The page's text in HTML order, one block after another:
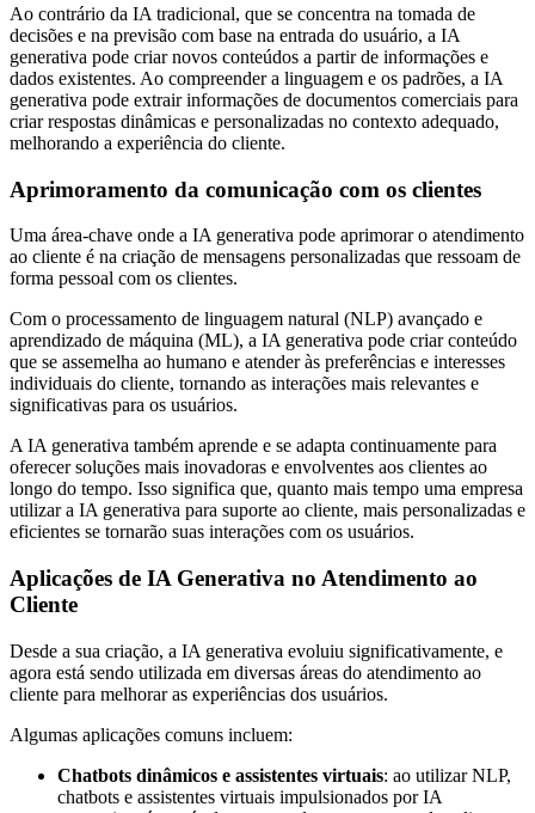
Ao contrário da IA tradicional, que se concentra na tomada de
decisões e na previsão com base na entrada do usuário, a IA
generativa pode criar novos conteúdos a partir de informações e
dados existentes. Ao compreender a linguagem e os padrões, a IA
generativa pode extrair informações de documentos comerciais para
criar respostas dinâmicas e personalizadas no contexto adequado,
melhorando a experiência do cliente.
Aprimoramento da comunicação com os clientes
Uma área-chave onde a IA generativa pode aprimorar o atendimento
ao cliente é na criação de mensagens personalizadas que ressoam de
forma pessoal com os clientes.
Com o processamento de linguagem natural (NLP) avançado e
aprendizado de máquina (ML), a IA generativa pode criar conteúdo
que se assemelha ao humano e atender às preferências e interesses
individuais do cliente, tornando as interações mais relevantes e
significativas para os usuários.
A IA generativa também aprende e se adapta continuamente para
oferecer soluções mais inovadoras e envolventes aos clientes ao
longo do tempo. Isso significa que, quanto mais tempo uma empresa
utilizar a IA generativa para suporte ao cliente, mais personalizadas e
eficientes se tornarão suas interações com os usuários.
Aplicações de IA Generativa no Atendimento ao
Cliente
Desde a sua criação, a IA generativa evoluiu significativamente, e
agora está sendo utilizada em diversas áreas do atendimento ao
cliente para melhorar as experiências dos usuários.
Algumas aplicações comuns incluem:
Chatbots dinâmicos e assistentes virtuais: ao utilizar NLP,
chatbots e assistentes virtuais impulsionados por IA